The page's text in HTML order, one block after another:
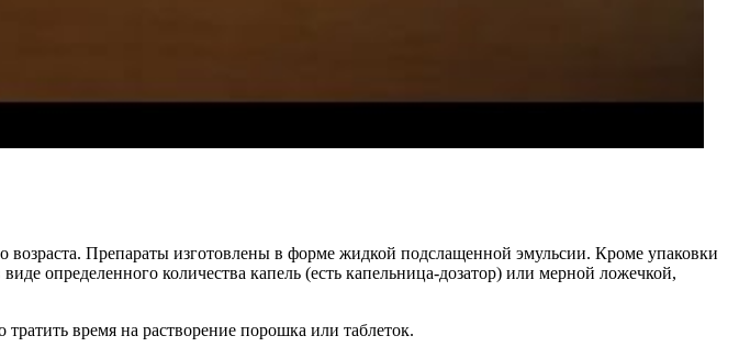
возраста. Препараты изготовлены в форме жидкой подслащенной эмульсии. Кроме упаковки
определенного количества капель (есть капельница-дозатор) или мерной ложечкой,
время на растворение порошка или таблеток.